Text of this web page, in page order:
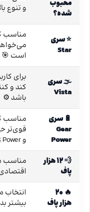
محبوب
شده؟
و تنوع
⭐ سری
Star
مناسب
است 🎯
🌫️ سری
Vista
برای
کند و
باشد ⚙️
🔋 سری
Gear
Power
مناسب
و Power 🚀
💨 ۱۲ هزار
پاف
مناسب
🔥 ۲۰
هزار پاف
انتخاب
بیشتر